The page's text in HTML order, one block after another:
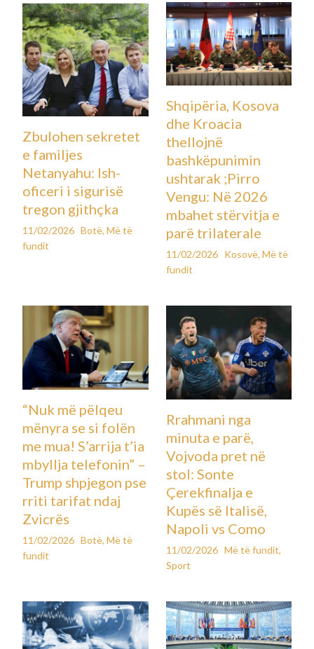
Zbulohen sekretet
e familjes
Netanyahu: Ish-
oficeri i sigurisë
tregon gjithçka
11/02/2026 Botë,Më të
fundit
Shqipëria, Kosova
dhe Kroacia
thellojnë
bashkëpunimin
ushtarak ;Pirro
Vengu: Në 2026
mbahet stërvitja e
parë trilaterale
11/02/2026 Kosovë, Më të
fundit
“Nuk më pëlqeu
mënyra se si folën
me mua! S’arrija t’ia
mbyllja telefonin” –
Trump shpjegon pse
rriti tarifat ndaj
Zvicrës
11/02/2026 Botë,Më të
fundit
Rrahmani nga
minuta e parë,
Vojvoda pret në
stol: Sonte
Çerekfinalja e
Kupës së Italisë,
Napoli vs Como
11/02/2026 Më të fundit,
Sport